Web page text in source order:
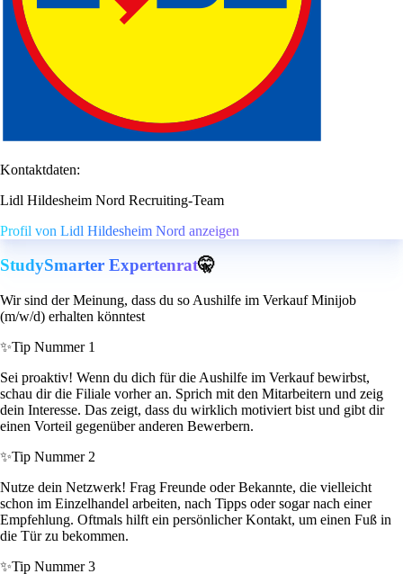
Kontaktdaten:
Lidl Hildesheim Nord Recruiting-Team
Profil von Lidl Hildesheim Nord anzeigen
StudySmarter Expertenrat🤫
Wir sind der Meinung, dass du so Aushilfe im Verkauf Minijob
(m/w/d) erhalten könntest
✨Tip Nummer 1
Sei proaktiv! Wenn du dich für die Aushilfe im Verkauf bewirbst,
schau dir die Filiale vorher an. Sprich mit den Mitarbeitern und zeig
dein Interesse. Das zeigt, dass du wirklich motiviert bist und gibt dir
einen Vorteil gegenüber anderen Bewerbern.
✨Tip Nummer 2
Nutze dein Netzwerk! Frag Freunde oder Bekannte, die vielleicht
schon im Einzelhandel arbeiten, nach Tipps oder sogar nach einer
Empfehlung. Oftmals hilft ein persönlicher Kontakt, um einen Fuß in
die Tür zu bekommen.
✨Tip Nummer 3